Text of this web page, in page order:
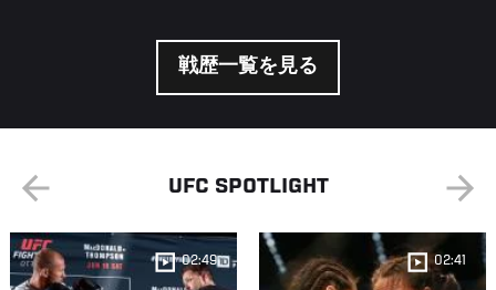
戦歴一覧を見る
UFC SPOTLIGHT
02:49 02:41